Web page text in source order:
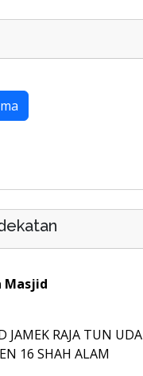
Masjid
JAMEK RAJA TUN UDA
16 SHAH ALAM